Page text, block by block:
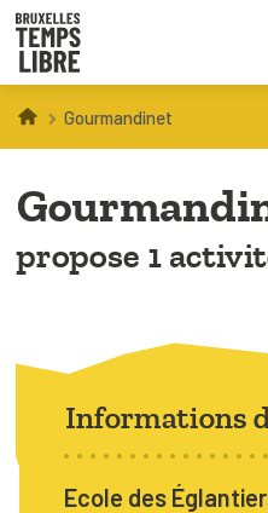
Infos parents
Coordinations ATL
VOUS CHERCHEZ
À BRUXELLES
Trouver une
Gourmandinet
propose 1
Informations
Ecole des